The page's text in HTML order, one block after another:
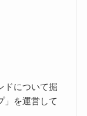
ドについて掘
」を運営して